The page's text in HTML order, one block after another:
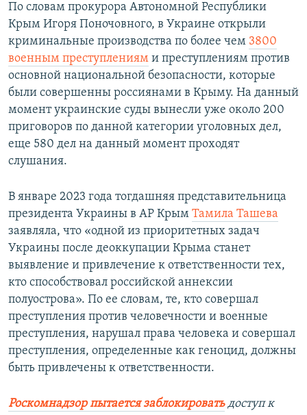
По словам прокурора Автономной Республики
Крым Игоря Поночовного, в Украине открыли
криминальные производства по более чем 3800
военным преступлениям и преступлениям против
основной национальной безопасности, которые
были совершенны россиянами в Крыму. На данный
момент украинские суды вынесли уже около 200
приговоров по данной категории уголовных дел,
еще 580 дел на данный момент проходят
слушания.
В январе 2023 года тогдашняя представительница
президента Украины в АР Крым Тамила Ташева
заявляла, что «одной из приоритетных задач
Украины после деоккупации Крыма станет
выявление и привлечение к ответственности тех,
кто способствовал российской аннексии
полуострова». По ее словам, те, кто совершал
преступления против человечности и военные
преступления, нарушал права человека и совершал
преступления, определенные как геноцид, должны
быть привлечены к ответственности.
Роскомнадзор пытается заблокироватьдоступ к